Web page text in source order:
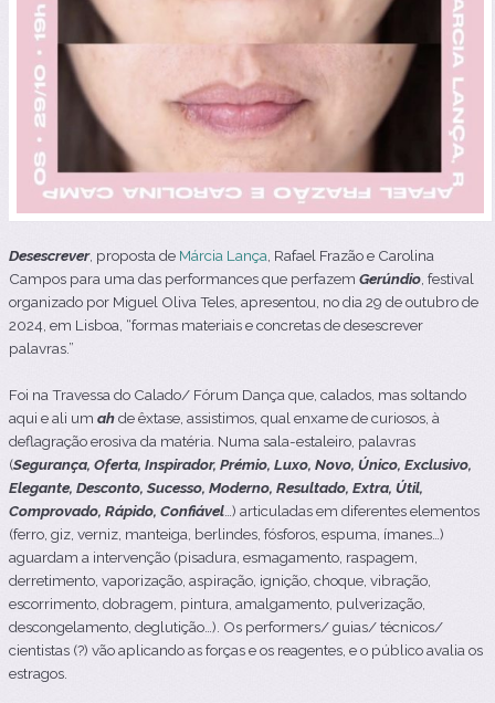
Desescrever, proposta de Márcia Lança , Rafael Frazão e Carolina
Campos para uma das performances que perfazem Gerúndio , festival
organizado por Miguel Oliva Teles , apresentou, no dia 29 de outubro de
2024, em Lisboa, “formas materiais e concretas de desescrever
palavras.”
Foi na Travessa do Calado/ Fórum Dança que, calados, mas soltando
aqui e ali um ahde êxtase, assistimos, qual enxame de curiosos, à
deflagração erosiva da matéria. Numa sala-estaleiro, palavras
(Segurança, Oferta, Inspirador, Prémio, Luxo, Novo, Único, Exclusivo,
Elegante, Desconto, Sucesso, Moderno, Resultado, Extra, Útil,
Comprovado, Rápido, Confiável …) articuladas em diferentes elementos
(ferro, giz, verniz, manteiga, berlindes, fósforos, espuma, ímanes…)
aguardam a intervenção (pisadura, esmagamento, raspagem,
derretimento, vaporização, aspiração, ignição, choque, vibração,
escorrimento, dobragem, pintura, amalgamento, pulverização,
descongelamento, deglutição…). Os performers/ guias/ técnicos/
cientistas (?) vão aplicando as forças e os reagentes, e o público avalia os
estragos.